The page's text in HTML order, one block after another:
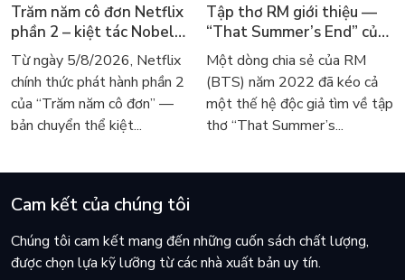
Trăm năm cô đơn Netflix
phần 2 – kiệt tác Nobel
trở lại màn ảnh, dòng
người tìm đọc lại García
Márquez
Từ ngày 5/8/2026, Netflix
chính thức phát hành phần 2
của “Trăm năm cô đơn” —
bản chuyển thể kiệt...
Tập thơ RM giới thiệu —
“That Summer’s End” của
Lee Seong-bok ra mắt bản
tiếng Anh sau 4 năm gây
sốt
Một dòng chia sẻ của RM
(BTS) năm 2022 đã kéo cả
một thế hệ độc giả tìm về tập
thơ “That Summer’s...
Cam kết của chúng tôi
Chúng tôi cam kết mang đến những cuốn sách chất lượng,
được chọn lựa kỹ lưỡng từ các nhà xuất bản uy tín.